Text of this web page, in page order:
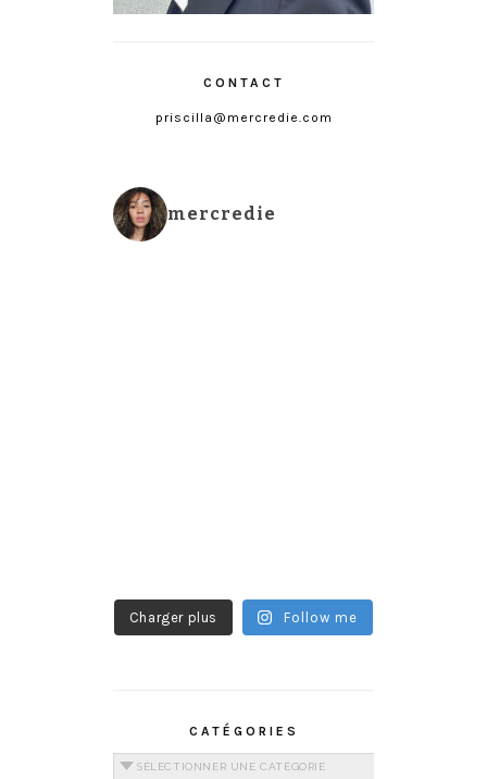
CONTACT
priscilla@mercredie.com
mercredie
Charger plus Follow me
CATÉGORIES
Catégories